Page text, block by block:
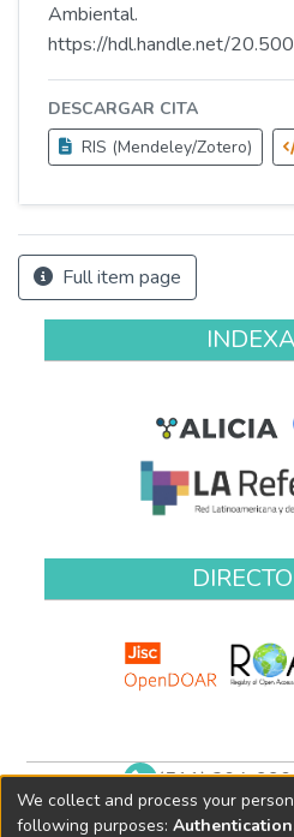
Ambiental.
https://hdl.handle.net/
DESCARGAR CITA
RIS (Mendeley/Zotero)
Full item page
(511) 204-
We collect and process your
following purposes: